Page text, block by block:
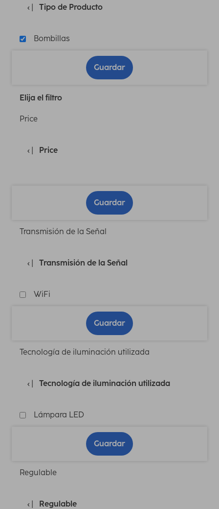
Tipo de Producto
Bombillas
Guardar
Elija el filtro
Price
Price
Guardar
Transmisión de la Señal
Transmisión de la Señal
WiFi
Guardar
Tecnología de iluminación utilizada
Tecnología de iluminación utilizada
Lámpara LED
Guardar
Regulable
Regulable